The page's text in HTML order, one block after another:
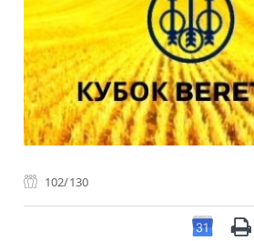
102/130